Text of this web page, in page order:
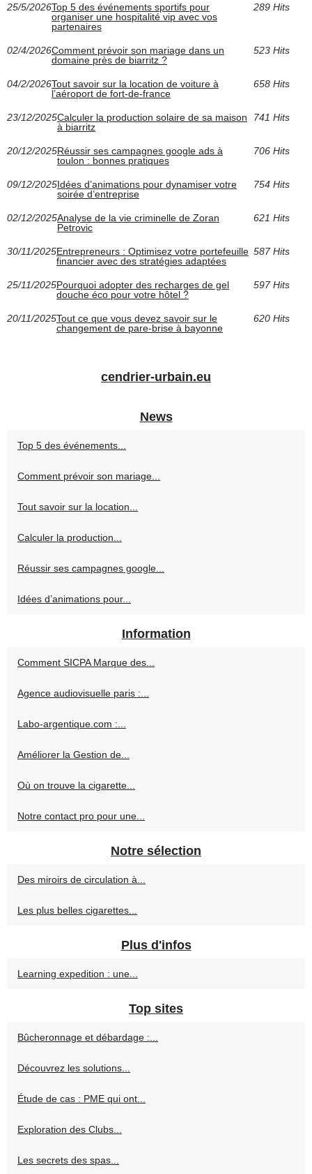
25/5/2026Top 5 des événements sportifs pour
organiser une hospitalité vip avec vos
partenaires
289 Hits
02/4/2026Comment prévoir son mariage dans un
domaine près de biarritz ?
523 Hits
04/2/2026Tout savoir sur la location de voiture à
l’aéroport de fort-de-france
658 Hits
23/12/2025Calculer la production solaire de sa maison
à biarritz
741 Hits
20/12/2025Réussir ses campagnes google ads à
toulon : bonnes pratiques
706 Hits
09/12/2025Idées d’animations pour dynamiser votre
soirée d’entreprise
754 Hits
02/12/2025Analyse de la vie criminelle de Zoran
Petrovic
621 Hits
30/11/2025Entrepreneurs : Optimisez votre portefeuille
financier avec des stratégies adaptées
587 Hits
25/11/2025Pourquoi adopter des recharges de gel
douche éco pour votre hôtel ?
597 Hits
20/11/2025Tout ce que vous devez savoir sur le
changement de pare-brise à bayonne
620 Hits
cendrier-urbain.eu
News
Top 5 des événements...
Comment prévoir son mariage...
Tout savoir sur la location...
Calculer la production...
Réussir ses campagnes google...
Idées d’animations pour...
Information
Comment SICPA Marque des...
Agence audiovisuelle paris :...
Labo-argentique.com :...
Améliorer la Gestion de...
Où on trouve la cigarette...
Notre contact pro pour une...
Notre sélection
Des miroirs de circulation à...
Les plus belles cigarettes...
Plus d'infos
Learning expedition : une...
Top sites
Bûcheronnage et débardage :...
Découvrez les solutions...
Étude de cas : PME qui ont...
Exploration des Clubs...
Les secrets des spas...